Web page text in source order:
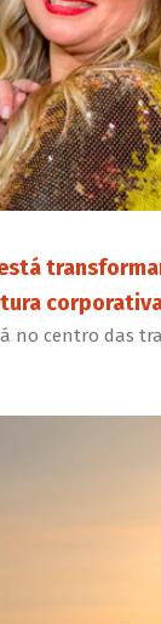
no centro das